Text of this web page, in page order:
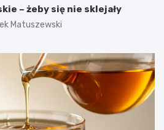
– żeby się nie sklejały
Matuszewski